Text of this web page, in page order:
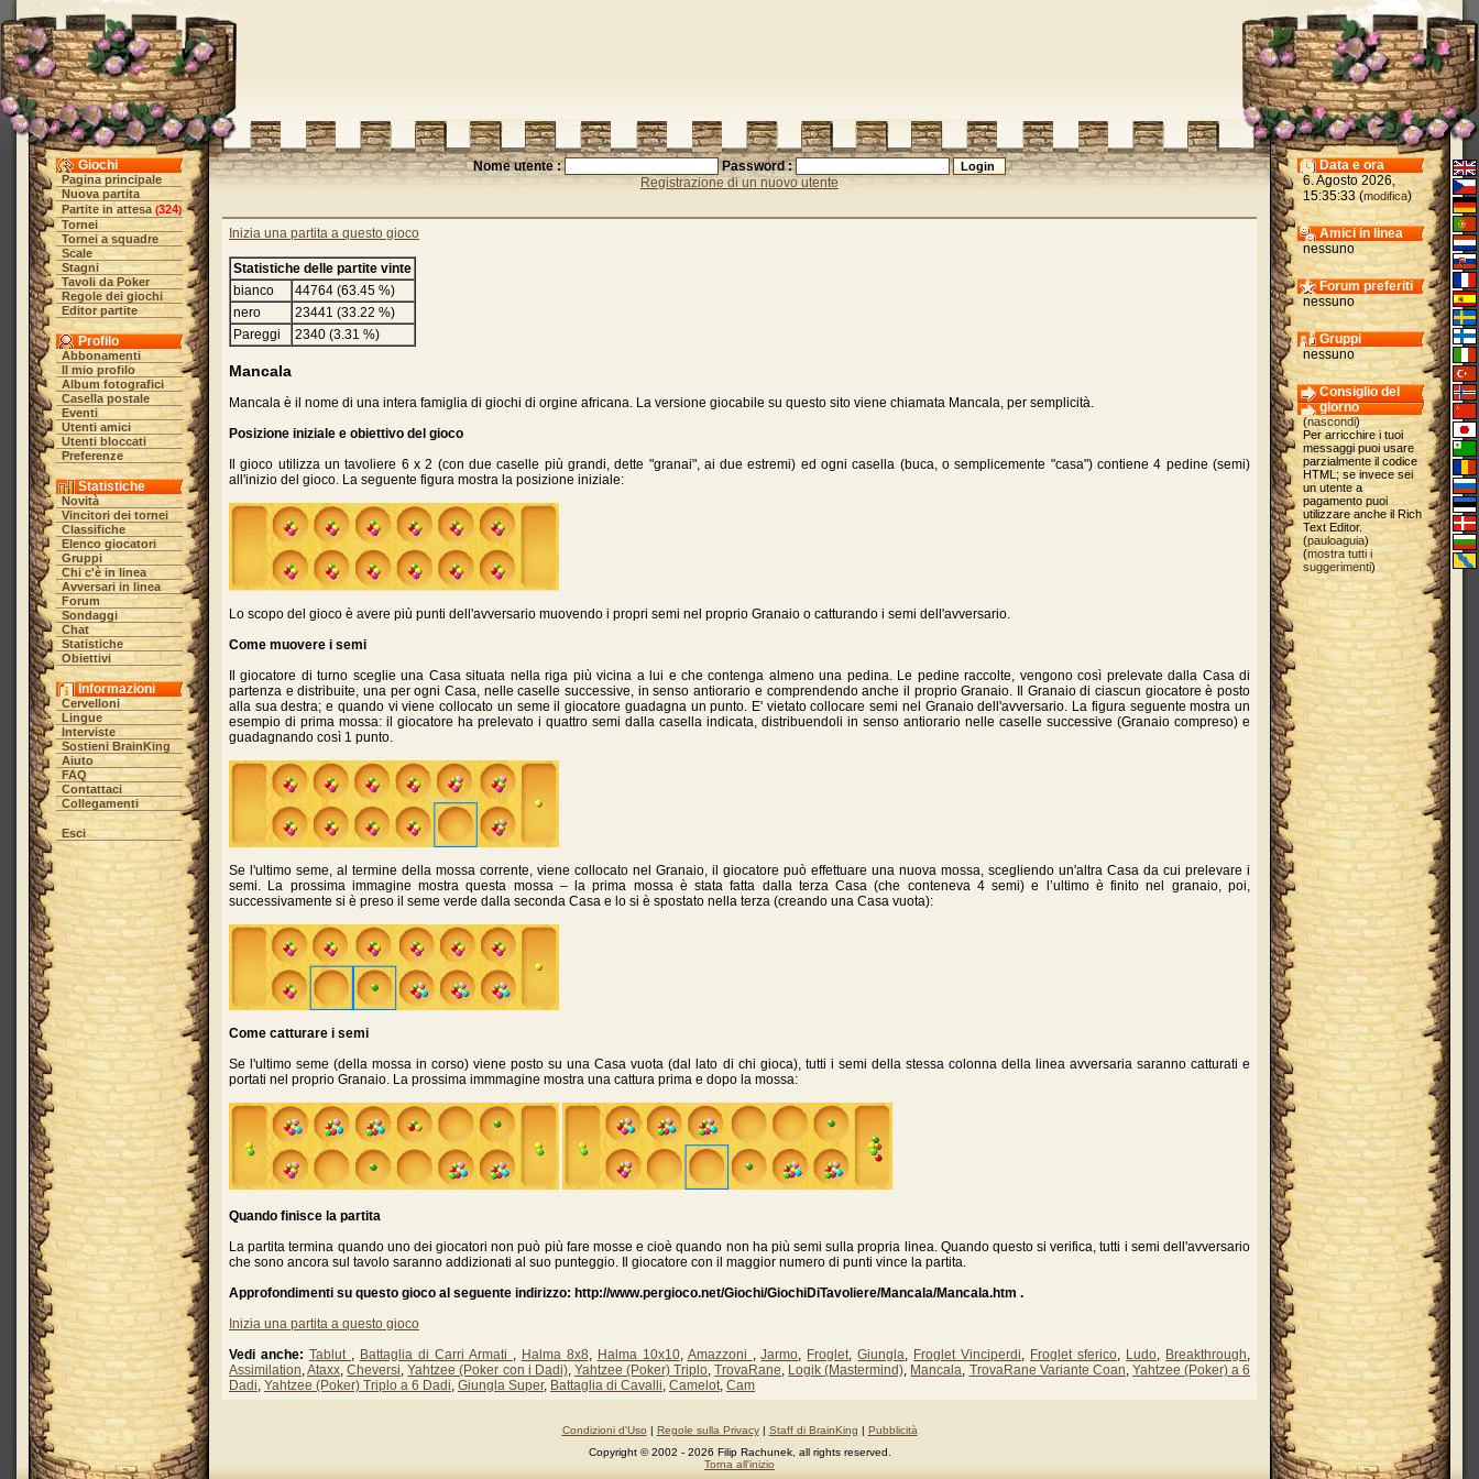
Giochi
Pagina principale
Nuova partita
Partite in attesa (324)
Tornei
Tornei a squadre
Scale
Stagni
Tavoli da Poker
Regole dei giochi
Editor partite
Profilo
Abbonamenti
Il mio profilo
Album fotografici
Casella postale
Eventi
Utenti amici
Utenti bloccati
Preferenze
Statistiche
Novità
Vincitori dei tornei
Classifiche
Elenco giocatori
Gruppi
Chi c'è in linea
Avversari in linea
Forum
Sondaggi
Chat
Statistiche
Obiettivi
Informazioni
Cervelloni
Lingue
Interviste
Sostieni BrainKing
Aiuto
FAQ
Contattaci
Collegamenti
Esci
Nome utente :
Password :
Registrazione di un nuovo utente
Inizia una partita a questo gioco
Statistiche delle partite vinte
bianco
44764 (63.45 %)
nero
23441 (33.22 %)
Pareggi
2340 (3.31 %)
Mancala
Mancala è il nome di una intera famiglia di giochi di orgine africana. La versione giocabile su questo sito viene chiamata Mancala, per semplicità.
Posizione iniziale e obiettivo del gioco
Il gioco utilizza un tavoliere 6 x 2 (con due caselle più grandi, dette "granai", ai due estremi) ed ogni casella (buca, o semplicemente "casa") contiene 4 pedine (semi)
all'inizio del gioco. La seguente figura mostra la posizione iniziale:
Lo scopo del gioco è avere più punti dell'avversario muovendo i propri semi nel proprio Granaio o catturando i semi dell'avversario.
Come muovere i semi
Il giocatore di turno sceglie una Casa situata nella riga più vicina a lui e che contenga almeno una pedina. Le pedine raccolte, vengono così prelevate dalla Casa di
partenza e distribuite, una per ogni Casa, nelle caselle successive, in senso antiorario e comprendendo anche il proprio Granaio. Il Granaio di ciascun giocatore è posto
alla sua destra; e quando vi viene collocato un seme il giocatore guadagna un punto. E' vietato collocare semi nel Granaio dell'avversario. La figura seguente mostra un
esempio di prima mossa: il giocatore ha prelevato i quattro semi dalla casella indicata, distribuendoli in senso antiorario nelle caselle successive (Granaio compreso) e
guadagnando così 1 punto.
Se l'ultimo seme, al termine della mossa corrente, viene collocato nel Granaio, il giocatore può effettuare una nuova mossa, scegliendo un'altra Casa da cui prelevare i
semi. La prossima immagine mostra questa mossa – la prima mossa è stata fatta dalla terza Casa (che conteneva 4 semi) e l’ultimo è finito nel granaio, poi,
successivamente si è preso il seme verde dalla seconda Casa e lo si è spostato nella terza (creando una Casa vuota):
Come catturare i semi
Se l'ultimo seme (della mossa in corso) viene posto su una Casa vuota (dal lato di chi gioca), tutti i semi della stessa colonna della linea avversaria saranno catturati e
portati nel proprio Granaio. La prossima immmagine mostra una cattura prima e dopo la mossa:
Quando finisce la partita
La partita termina quando uno dei giocatori non può più fare mosse e cioè quando non ha più semi sulla propria linea. Quando questo si verifica, tutti i semi dell'avversario
che sono ancora sul tavolo saranno addizionati al suo punteggio. Il giocatore con il maggior numero di punti vince la partita.
Approfondimenti su questo gioco al seguente indirizzo: http://www.pergioco.net/Giochi/GiochiDiTavoliere/Mancala/Mancala.htm .
Inizia una partita a questo gioco
Vedi anche: Tablut , Battaglia di Carri Armati , Halma 8x8, Halma 10x10, Amazzoni ,Jarmo, Froglet,Giungla, Froglet Vinciperdi, Froglet sferico, Ludo, Breakthrough,
Assimilation,Ataxx,Cheversi,Yahtzee (Poker con i Dadi), Yahtzee (Poker) Triplo,TrovaRane, Logik (Mastermind), Mancala, TrovaRane Variante Coan, Yahtzee (Poker) a 6
Dadi, Yahtzee (Poker) Triplo a 6 Dadi, Giungla Super, Battaglia di Cavalli, Camelot, Cam
Condizioni d'Uso | Regole sulla Privacy| Staff di BrainKing | Pubblicità
Data e ora
6. Agosto 2026,
15:35:33 (modifica)
Amici in linea
nessuno
Forum preferiti
nessuno
Gruppi
nessuno
Consiglio del
giorno
(nascondi)
Per arricchire i tuoi
messaggi puoi usare
parzialmente il codice
HTML; se invece sei
un utente a
pagamento puoi
utilizzare anche il Rich
Text Editor.
(pauloaguia)
(mostra tutti i
suggerimenti)
Copyright © 2002 - 2026 Filip Rachunek, all rights reserved.
Torna all'inizio